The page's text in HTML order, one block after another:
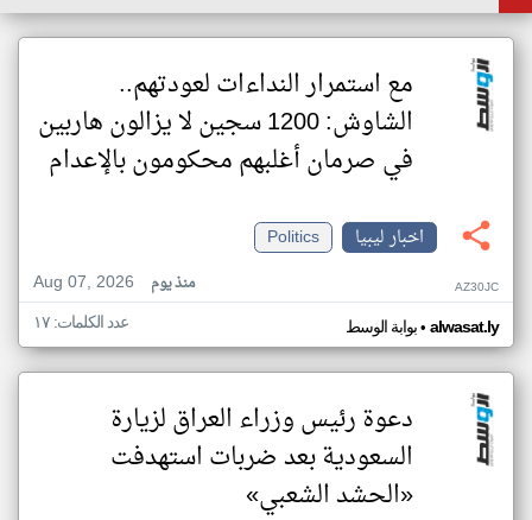
مع استمرار النداءات لعودتهم..
الشاوش: 1200 سجين لا يزالون هاربين
في صرمان أغلبهم محكومون بالإعدام
اخبار ليبيا
Politics
Aug 07, 2026
منذ يوم AZ30JC
بوابة الوسط• alwasat.ly عدد الكلمات: ١٧
دعوة رئيس وزراء العراق لزيارة
السعودية بعد ضربات استهدفت
«الحشد الشعبي»